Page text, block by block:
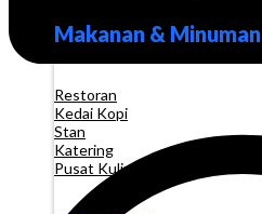
Makanan & Minuman
Restoran
Kedai Kopi
Stan
Katering
Pusat Kuliner